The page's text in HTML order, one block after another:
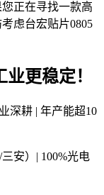
正在寻找一款高
虑台宏贴片0805
更稳定！
深耕 | 年产能超10
安）| 100%光电